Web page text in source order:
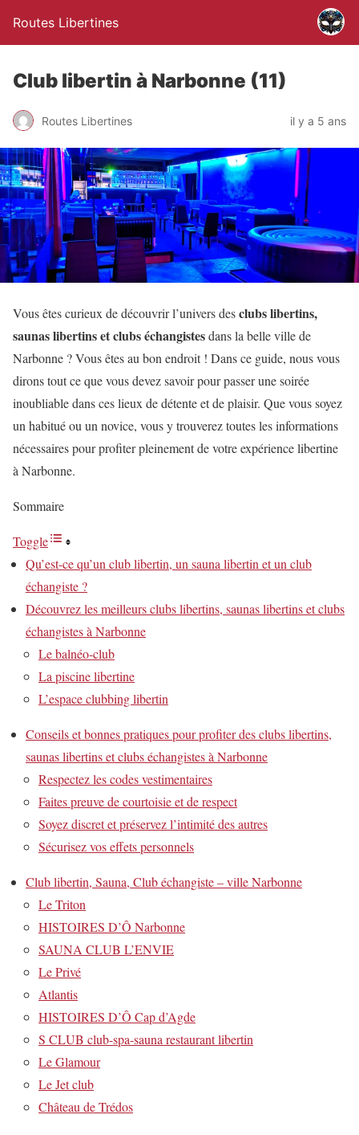
Routes Libertines
Club libertin à Narbonne (11)
Routes Libertines il y a 5 ans
Vous êtes curieux de découvrir l’univers desclubs libertins,
saunas libertins et clubs échangistesdans la belle ville de
Narbonne ? Vous êtes au bon endroit ! Dans ce guide, nous vous
dirons tout ce que vous devez savoir pour passer une soirée
inoubliable dans ces lieux de détente et de plaisir. Que vous soyez
un habitué ou un novice, vous y trouverez toutes les informations
nécessaires pour profiter pleinement de votre expérience libertine
à Narbonne.
Sommaire
Toggle
Qu’est-ce qu’un club libertin, un sauna libertin et un club
échangiste ?
Découvrez les meilleurs clubs libertins, saunas libertins et clubs
échangistes à Narbonne
Le balnéo-club
La piscine libertine
L’espace clubbing libertin
Conseils et bonnes pratiques pour profiter des clubs libertins,
saunas libertins et clubs échangistes à Narbonne
Respectez les codes vestimentaires
Faites preuve de courtoisie et de respect
Soyez discret et préservez l’intimité des autres
Sécurisez vos effets personnels
Club libertin, Sauna, Club échangiste – ville Narbonne
Le Triton
HISTOIRES D’Ô Narbonne
SAUNA CLUB L’ENVIE
Le Privé
Atlantis
HISTOIRES D’Ô Cap d’Agde
S CLUB club-spa-sauna restaurant libertin
Le Glamour
Le Jet club
Château de Trédos